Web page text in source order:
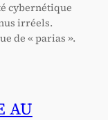
cybernétique
irréels.
de « parias ».
AU